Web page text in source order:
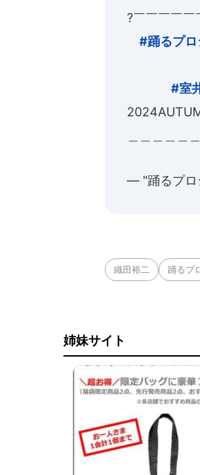
?￣￣￣￣￣
#踊るプロ
#室
＿＿＿＿＿
— "踊るプロ
織田裕二 踊るプ
姉妹サイト